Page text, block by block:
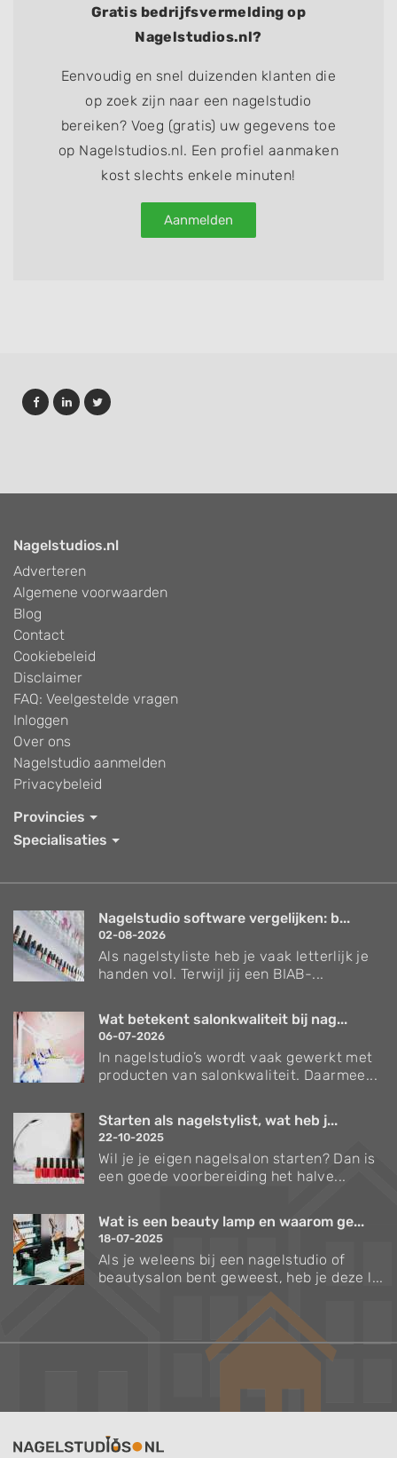
Gratis bedrijfsvermelding op
Nagelstudios.nl?
Eenvoudig en snel duizenden klanten die
op zoek zijn naar een nagelstudio
bereiken? Voeg (gratis) uw gegevens toe
op Nagelstudios.nl. Een profiel aanmaken
kost slechts enkele minuten!
Aanmelden
Nagelstudios.nl
Adverteren
Algemene voorwaarden
Blog
Contact
Cookiebeleid
Disclaimer
FAQ: Veelgestelde vragen
Inloggen
Over ons
Nagelstudio aanmelden
Privacybeleid
Provincies
Specialisaties
Nagelstudio software vergelijken: b...
02-08-2026
Als nagelstyliste heb je vaak letterlijk je
handen vol. Terwijl jij een BIAB-...
Wat betekent salonkwaliteit bij nag...
06-07-2026
In nagelstudio’s wordt vaak gewerkt met
producten van salonkwaliteit. Daarmee...
Starten als nagelstylist, wat heb j...
22-10-2025
Wil je je eigen nagelsalon starten? Dan is
een goede voorbereiding het halve...
Wat is een beauty lamp en waarom ge...
18-07-2025
Als je weleens bij een nagelstudio of
beautysalon bent geweest, heb je deze l...